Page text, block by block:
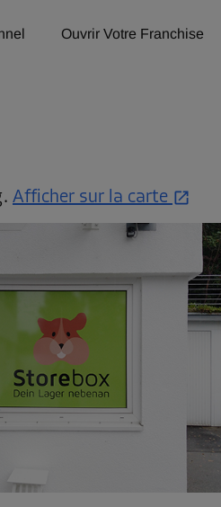
Ouvrir Votre Franchise
Afficher sur la carte